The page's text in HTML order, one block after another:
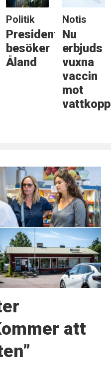
Politik
Presidenten
besöker
Åland
Notis
Nu
erbjuds
vuxna
vaccin
mot
att